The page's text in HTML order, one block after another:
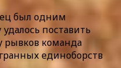
был одним
поставить
рывков команда
единоборств